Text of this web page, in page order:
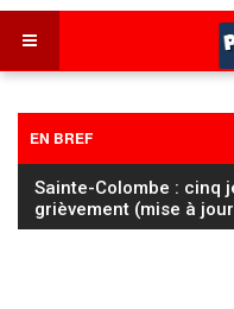
EN BREF
Sainte-Colombe : cinq
grièvement (mise à